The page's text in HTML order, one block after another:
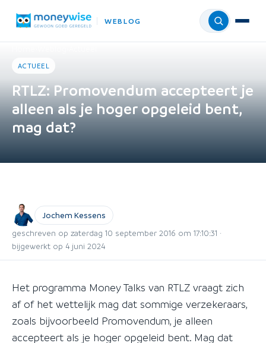
WEBLOG Menu
ACTUEEL
RTLZ: Promovendum accepteert je
alleen als je hoger opgeleid bent,
mag dat?
Jochem Kessens
geschreven op zaterdag 10 september 2016 om 17:10:31 ·
bijgewerkt op 4 juni 2024
Het programma Money Talks van RTLZ vraagt zich
af of het wettelijk mag dat sommige verzekeraars,
zoals bijvoorbeeld Promovendum, je alleen
accepteert als je hoger opgeleid bent. Mag dat